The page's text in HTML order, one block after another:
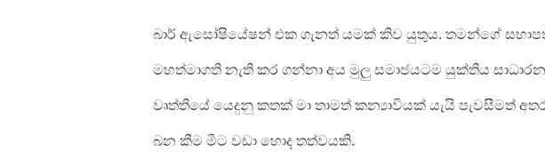
බාර් ඇසෝෂියේෂන් එක ගැනත් යමක් කිව යුතුය. තමන්ගේ
මහත්මාගති නැති කර ගන්නා අය මුලු සමාජයටම යුක්තිය
වෘත්තියේ යෙදුනු කතක් මා තාමත් කන්‍යාවියක් යැයි පැවසීමත්
බන කීම මීට වඩා හොද තත්වයකි.